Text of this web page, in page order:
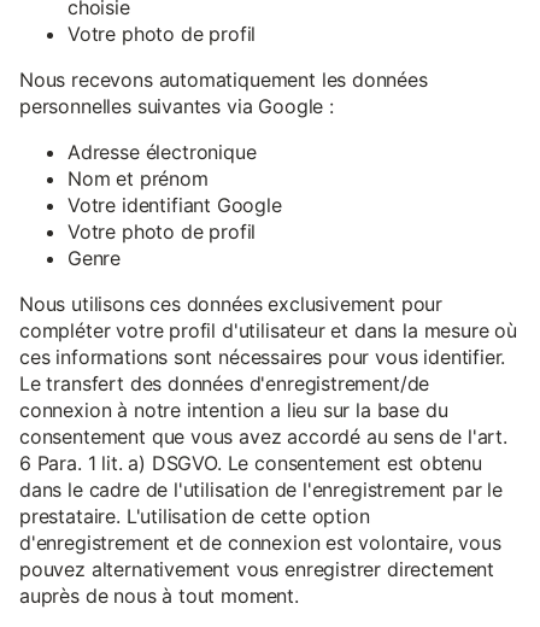
choisie
Votre photo de profil
Nous recevons automatiquement les données
personnelles suivantes via Google :
Adresse électronique
Nom et prénom
Votre identifiant Google
Votre photo de profil
Genre
Nous utilisons ces données exclusivement pour
compléter votre profil d'utilisateur et dans la mesure où
ces informations sont nécessaires pour vous identifier.
Le transfert des données d'enregistrement/de
connexion à notre intention a lieu sur la base du
consentement que vous avez accordé au sens de l'art.
6 Para. 1 lit. a) DSGVO. Le consentement est obtenu
dans le cadre de l'utilisation de l'enregistrement par le
prestataire. L'utilisation de cette option
d'enregistrement et de connexion est volontaire, vous
pouvez alternativement vous enregistrer directement
auprès de nous à tout moment.